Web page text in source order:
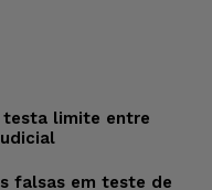
testa limite entre
falsas em teste de